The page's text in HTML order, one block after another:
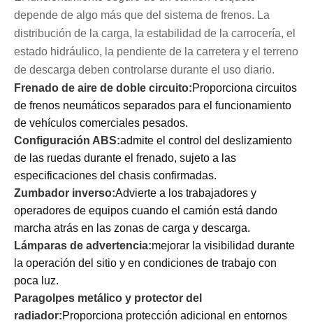
depende de algo más que del sistema de frenos. La
distribución de la carga, la estabilidad de la carrocería, el
estado hidráulico, la pendiente de la carretera y el terreno
de descarga deben controlarse durante el uso diario.
Frenado de aire de doble circuito:Proporciona circuitos
de frenos neumáticos separados para el funcionamiento
de vehículos comerciales pesados.
Configuración ABS:admite el control del deslizamiento
de las ruedas durante el frenado, sujeto a las
especificaciones del chasis confirmadas.
Zumbador inverso:Advierte a los trabajadores y
operadores de equipos cuando el camión está dando
marcha atrás en las zonas de carga y descarga.
Lámparas de advertencia:mejorar la visibilidad durante
la operación del sitio y en condiciones de trabajo con
poca luz.
Paragolpes metálico y protector del
radiador:Proporciona protección adicional en entornos